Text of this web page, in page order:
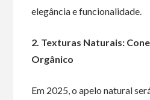
elegância e funcionalidade.
2. Texturas Naturais:
Orgânico
Em 2025, o apelo natural